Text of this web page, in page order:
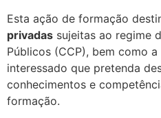
Esta ação de formação
privadas sujeitas ao regime
Públicos (CCP), bem como
interessado que pretenda
conhecimentos e
formação.